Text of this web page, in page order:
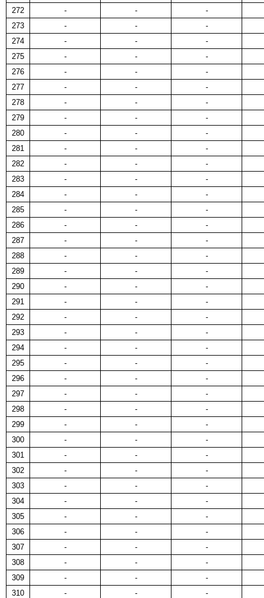
272
- -
-
273
- -
-
274
- -
-
275
- -
-
276
- -
-
277
- -
-
278
- -
-
279
- -
-
280
- -
-
281
- -
-
282
- -
-
283
- -
-
284
- -
-
285
- -
-
286
- -
-
287
- -
-
288
- -
-
289
- -
-
290
- -
-
291
- -
-
292
- -
-
293
- -
-
294
- -
-
295
- -
-
296
- -
-
297
- -
-
298
- -
-
299
- -
-
300
- -
-
301
- -
-
302
- -
-
303
- -
-
304
- -
-
305
- -
-
306
- -
-
307
- -
-
308
- -
-
309
- -
-
310
- -
-